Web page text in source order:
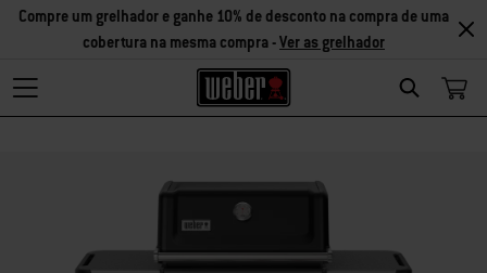
Search
Compre um grelhador e ganhe 10% de desconto na compra de uma
cobertura na mesma compra -Ver as grelhador